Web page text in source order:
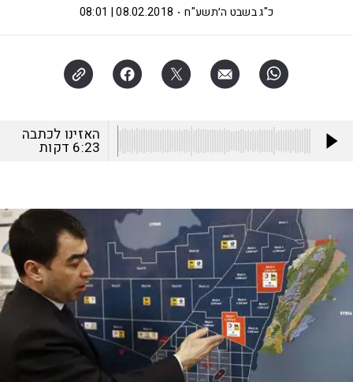
כ"ג בשבט ה׳תשע"ח
08.02.2018 | 08:01
האזינו לכתבה
6:23 דקות